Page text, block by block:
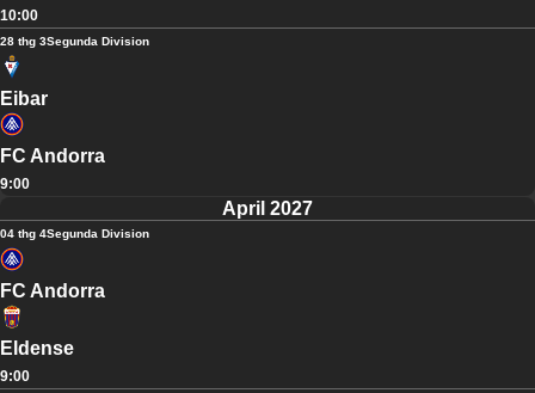
10:00
28 thg 3Segunda Division
Eibar
FC Andorra
9:00
April 2027
04 thg 4Segunda Division
FC Andorra
Eldense
9:00